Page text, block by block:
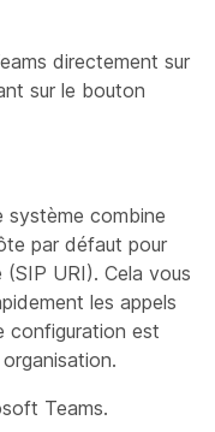
directement sur
sur le bouton
système combine
par défaut pour
URI). Cela vous
les appels
configuration est
Teams.